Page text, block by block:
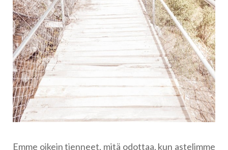
Emme oikein tienneet, mitä odottaa, kun astelimme